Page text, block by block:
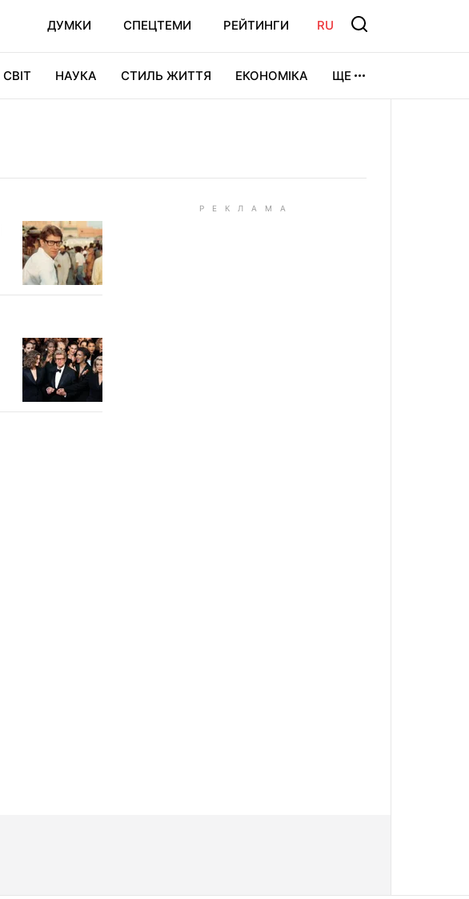
ДУМКИ СПЕЦТЕМИ РЕЙТИНГИ RU
СВІТ НАУКА СТИЛЬ ЖИТТЯ ЕКОНОМІКА ЩЕ